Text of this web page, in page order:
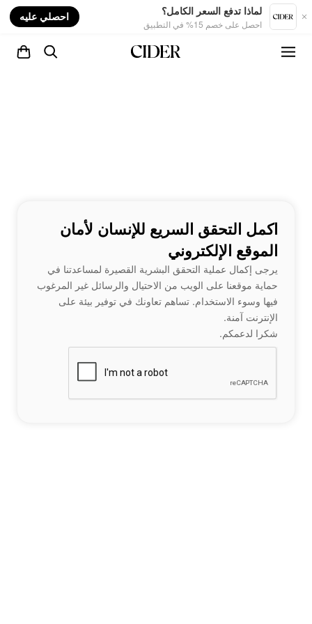
لماذا تدفع السعر الكامل؟
احصل على خصم 15% في التطبيق
احصلي عليه
اكمل التحقق السريع للإنسان لأمان
الموقع الإلكتروني
يرجى إكمال عملية التحقق البشرية القصيرة لمساعدتنا في
حماية موقعنا على الويب من الاحتيال والرسائل غير المرغوب
فيها وسوء الاستخدام. تساهم تعاونك في توفير بيئة على
الإنترنت آمنة.
شكرا لدعمكم.